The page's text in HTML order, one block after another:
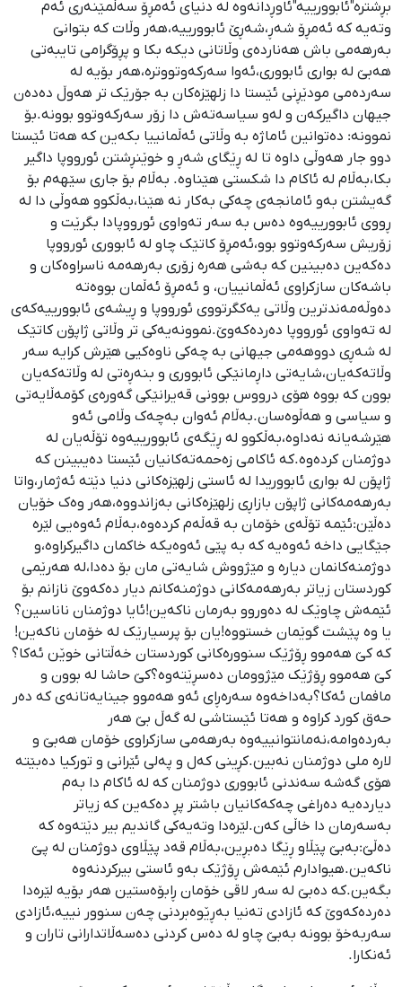
بڕشترە"ئابوورییە"ئاوڕدانەوە لە دنیای ئەمڕۆ سەڵمێنەری ئەم
وتەیە کە ئەمڕۆ شەڕ،شەڕێ ئابوورییە،هەر وڵات کە بتوانێ
بەرهەمی باش هەناردەی وڵاتانی دیکە بکا و پڕۆگرامی تایبەتی
هەبێ لە بواری ئابووری،ئەوا سەرکەوتووترە،هەر بۆیە لە
سەردەمی مودێڕنی ئێستا دا زلهێزەکان بە جۆرێک تر هەوڵ دەدەن
جیهان داگیرکەن و لەو سیاسەتەش دا زۆر سەرکەوتوو بوونە.بۆ
نموونە: دەتوانین ئاماژە بە وڵاتی ئەڵمانییا بکەین کە هەتا ئێستا
دوو جار هەوڵی داوە تا لە ڕێگای شەڕ و خوێنڕشتن ئورووپا داگیر
بکا،بەڵام لە ئاکام دا شکستی هێناوە. بەڵام بۆ جاری سێهەم بۆ
گەیشتن بەو ئامانجەی چەکی بەکار نه هێنا،بەڵکوو هەوڵی دا لە
ڕووی ئابوورییەوە دەس بە سەر تەواوی ئورووپادا بگرێت و
زۆریش سەرکەوتوو بوو،ئەمڕۆ کاتێک چاو لە ئابووری ئورووپا
دەکەین دەبینین کە بەشی هەرە زۆری بەرهەمە ناسراوەکان و
باشەکان سازکراوی ئەڵمانییان، و ئەمڕۆ ئەڵمان بووەتە
دەوڵەمەندترین وڵاتی یەکگرتووی ئورووپا و ڕیشەی ئابوورییەکەی
لە تەواوی ئورووپا دەردەکەوێ.نموونەیەکی تر وڵاتی ژاپۆن کاتێک
لە شەڕی دووهەمی جیهانی بە چەکی ناوەکیی هێرش کرایە سەر
وڵاتەکەیان،شایەتی داڕمانێکی ئابووری و بنەڕەتی لە وڵاتەکەیان
بوون کە بووە هۆی درووس بوونی قەیرانێکی گەورەی کۆمەڵایەتی
و سیاسی و هەڵوەسان.بەڵام ئەوان بەچەک وڵامی ئەو
هێرشەیانە نەداوە،بەڵکوو لە ڕێگەی ئابوورییەوە تۆڵەیان لە
دوژمنان کردەوە.کە ئاکامی زەحمەتەکانیان ئێستا دەیبینن کە
ژاپۆن لە بواری ئابووریدا لە ئاستی زلهێزەکانی دنیا دێتە ئەژمار،واتا
بەرهەمەکانی ژاپۆن بازاڕی زلهێزەکانی بەزاندووە،هەر وەک خۆیان
دەڵێن:ئێمە تۆڵەی خۆمان بە قەڵەم کردەوە،بەڵام ئەوەیی لێرە
جێگایی داخە ئەوەیە کە بە پێی ئەوەیکە خاکمان داگیرکراوە،و
دوژمنەکانمان دیارە و مێژووش شایەتی مان بۆ دەدا،لە هەرێمی
کوردستان زیاتر بەرهەمەکانی دوژمنەکانم دیار دەکەوێ نازانم بۆ
ئێمەش چاوێک لە دەوروو بەرمان ناکەین!ئایا دوژمنان ناناسین؟
یا وە پێشت گوێمان خستووە!یان بۆ پرسیارێک لە خۆمان ناکەین!
کە کێ هەموو ڕۆژێک سنوورەکانی کوردستان خەڵتانی خوێن ئەکا؟
کێ هەموو ڕۆژێک مێژوومان دەسڕێتەوە؟کێ حاشا لە بوون و
مافمان ئەکا؟بەداخەوە سەرەڕای ئەو هەموو جینایەتانەی کە دەر
حەق کورد کراوە و هەتا ئێستاشی لە گەڵ بێ هەر
بەردەوامە،نەمانتوانییەوە بەرهەمی سازکراوی خۆمان هەبێ و
لارە ملی دوژمنان نەبین.کڕینی کەل و پەلی ئێرانی و تورکیا دەبێتە
هۆی گەشە سەندنی ئابووری دوژمنان کە لە ئاکام دا بەم
دیاردەیە دەراغی چەکەکانیان باشتر پڕ دەکەین کە زیاتر
بەسەرمان دا خاڵی کەن.لێرەدا وتەیەکی گاندیم بیر دێتەوە کە
دەڵێ:بەبێ پێڵاو ڕێگا دەبڕین،بەڵام قەد پێڵاوی دوژمنان لە پێ
ناکەین.هیوادارم ئێمەش ڕۆژێک بەو ئاستی بیرکردنەوە
بگەین.کە دەبێ لە سەر لاقی خۆمان ڕابۆەستین هەر بۆیە لێرەدا
دەردەکەوێ کە ئازادی تەنیا بەڕێوەبردنی چەن سنوور نییە،ئازادی
سەربەخۆ بوونە بەبێ چاو لە دەس کردنی دەسەڵاتدارانی تاران و
ئەنکارا.